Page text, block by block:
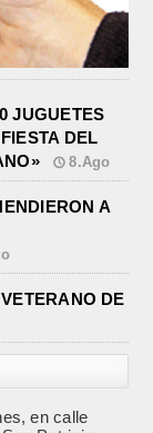
JUGUETES
DEL
8.Ago
A
DE
DE UN